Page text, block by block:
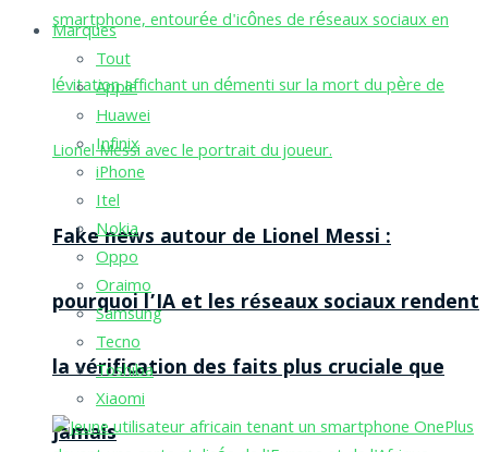
Fake news autour de Lionel Messi :
pourquoi l’IA et les réseaux sociaux rendent
la vérification des faits plus cruciale que
jamais
Marques
Tout
Apple
Huawei
Infinix
iPhone
Itel
Nokia
Oppo
Oraimo
Samsung
Tecno
Toshiba
Xiaomi